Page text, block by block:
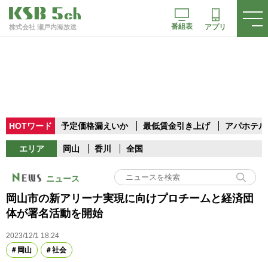
株式会社 瀬戸内海放送 番組表 アプリ
HOTワード 予定価格漏えいか 最低賃金引き上げ アパホテル
エリア 岡山 香川 全国
ニュース
岡山市の新アリーナ実現に向けプロチームと経済団
体が署名活動を開始
2023/12/1 18:24
岡山
社会